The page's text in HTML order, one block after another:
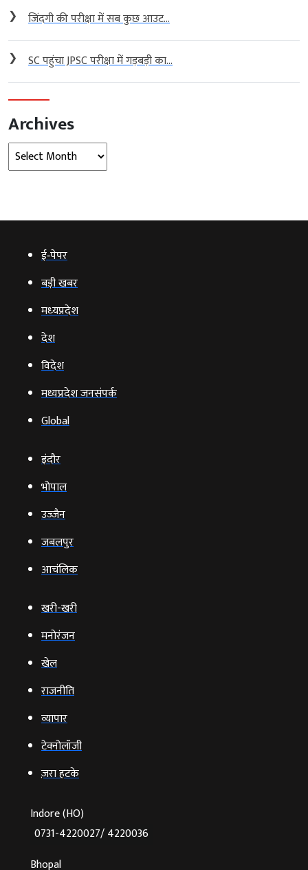
❯ जिंदगी की परीक्षा में सब कुछ आउट...
❯ SC पहुंचा JPSC परीक्षा में गड़बड़ी का...
Archives
Archives
ई‑पेपर
बड़ी खबर
मध्‍यप्रदेश
देश
विदेश
मध्यप्रदेश जनसंपर्क
Global
इंदौर
भोपाल
उज्‍जैन
जबलपुर
आचंलिक
खरी-खरी
मनोरंजन
खेल
राजनीति
व्‍यापार
टेक्‍नोलॉजी
ज़रा हटके
Indore (HO)
0731-4220027/ 4220036
Bhopal